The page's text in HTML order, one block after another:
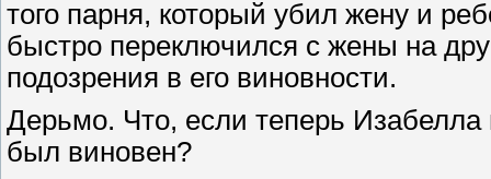
того парня, который убил жену и
быстро переключился с жены на
подозрения в его виновности.
Дерьмо. Что, если теперь
был виновен?